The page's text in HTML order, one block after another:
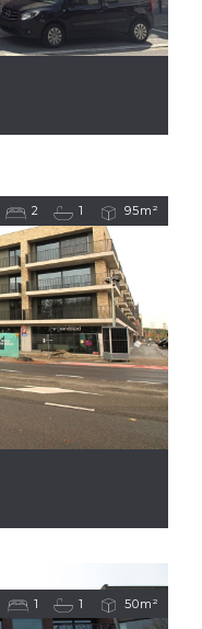
2 1 95m²
1 1 50m²